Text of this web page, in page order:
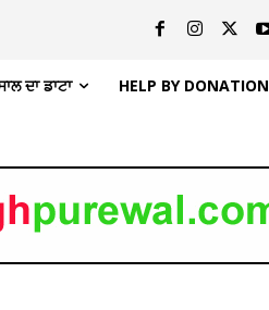
ਦਾ ਡਾਟਾ HELP BY DONATION